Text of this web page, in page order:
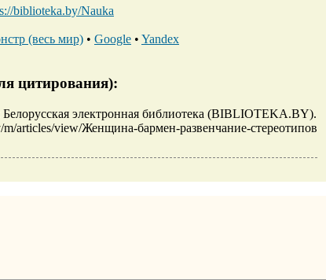
biblioteka.by/Nauka
(весь мир) • Google • Yandex
цитирования):
электронная библиотека (BIBLIOTEKA.BY).
articles/view/Женщина-бармен-развенчание-стереотипов